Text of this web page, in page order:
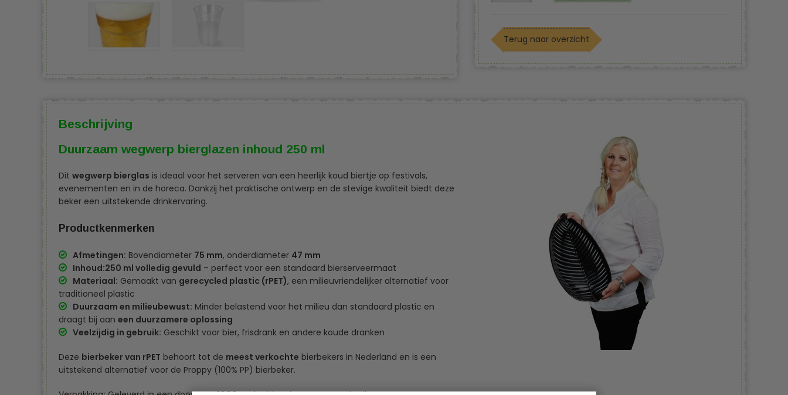
Terug naar overzicht
Beschrijving
Duurzaam wegwerp bierglazen inhoud 250 ml
Dit wegwerp bierglas is ideaal voor het serveren van een heerlijk koud biertje op festivals,
evenementen en in de horeca. Dankzij het praktische ontwerp en de stevige kwaliteit biedt deze
beker een uitstekende drinkervaring.
Productkenmerken
Afmetingen: Bovendiameter 75 mm, onderdiameter 47 mm
Inhoud:250 ml volledig gevuld – perfect voor een standaard bierserveermaat
Materiaal: Gemaakt van gerecycled plastic (rPET), een milieuvriendelijker alternatief voor
traditioneel plastic
Duurzaam en milieubewust: Minder belastend voor het milieu dan standaard plastic en
draagt bij aan een duurzamere oplossing
Veelzijdig in gebruik: Geschikt voor bier, frisdrank en andere koude dranken
Deze bierbeker van rPET behoort tot de meest verkochte bierbekers in Nederland en is een
uitstekend alternatief voor de Proppy (100% PP) bierbeker.